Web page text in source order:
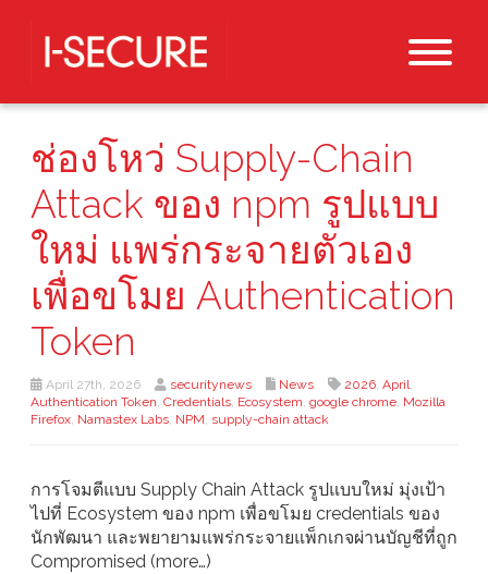
ช่องโหว่ Supply-Chain
Attack ของ npm รูปแบบ
ใหม่ แพร่กระจายตัวเอง
เพื่อขโมย Authentication
Token
April 27th, 2026 securitynews News 2026, April,
Authentication Token, Credentials, Ecosystem, google chrome, Mozilla
Firefox, Namastex Labs, NPM, supply-chain attack
การโจมตีแบบ Supply Chain Attack รูปแบบใหม่ มุ่งเป้า
ไปที่ Ecosystem ของ npm เพื่อขโมย credentials ของ
นักพัฒนา และพยายามแพร่กระจายแพ็กเกจผ่านบัญชีที่ถูก
Compromised (more…)